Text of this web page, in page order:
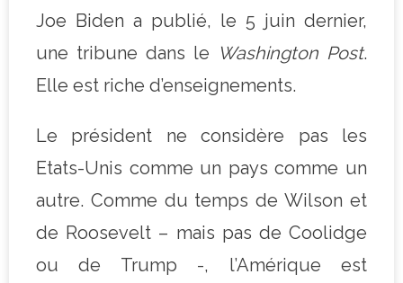
Joe Biden a publié, le 5 juin dernier,
une tribune dans le Washington Post.
Elle est riche d’enseignements.
Le président ne considère pas les
Etats-Unis comme un pays comme un
autre. Comme du temps de Wilson et
de Roosevelt – mais pas de Coolidge
ou de Trump -, l’Amérique est